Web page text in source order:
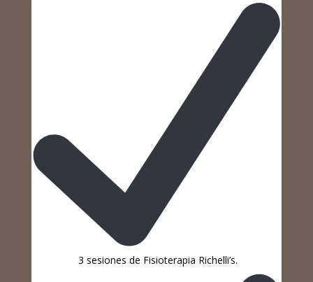
3 sesiones de Fisioterapia Richelli’s.